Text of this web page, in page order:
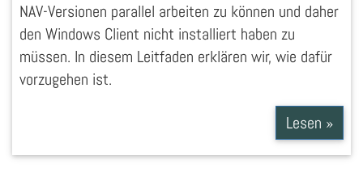
NAV-Versionen parallel arbeiten zu können und daher
den Windows Client nicht installiert haben zu
müssen. In diesem Leitfaden erklären wir, wie dafür
vorzugehen ist.
Lesen »